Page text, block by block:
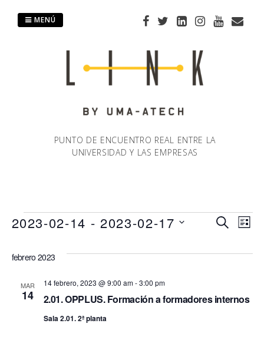
PUNTO DE ENCUENTRO REAL ENTRE LA
UNIVERSIDAD Y LAS EMPRESAS
MENÚ
Eventos
de
BUSCAR
de
de
2023-02-14 - 2023-02-17
la
febrero 2023
MAR
14 2.01. OPPLUS. Formación a formadores internos
14 febrero, 2023 @ 9:00 am-3:00 pm
Sala 2.01. 2ª planta